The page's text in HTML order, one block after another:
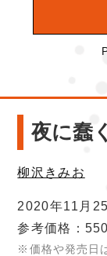
夜に蠢
柳沢きみお
2020年11月
参考価格：
※価格や発売日